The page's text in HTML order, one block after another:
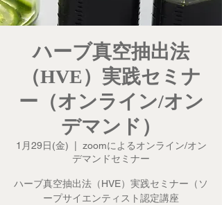
ハーブ真空抽出法
（HVE）実践セミナ
ー（オンライン/オン
デマンド）
1月29日(金)
zoomによるオンライン/オン
デマンドセミナー
ハーブ真空抽出法（HVE）実践セミナー（​ソ
ープサイエンティスト認定講座